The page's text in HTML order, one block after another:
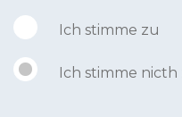
Ich stimme zu
Ich stimme nicth